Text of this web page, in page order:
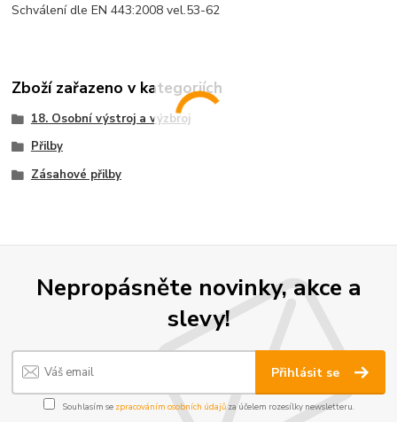
Schválení dle EN 443:2008 vel.53-62
Zboží zařazeno v kategoriích
18. Osobní výstroj a výzbroj
Přilby
Zásahové přilby
Nepropásněte novinky, akce a
slevy!
Přihlásit se
Souhlasím se zpracováním osobních údajůza účelem rozesílky newsletteru.